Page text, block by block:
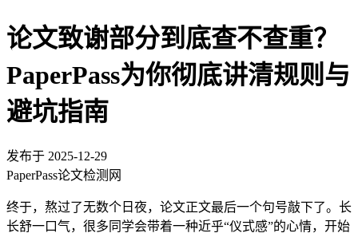
论文致谢部分到底查不查重？
PaperPass为你彻底讲清规则与
避坑指南
发布于 2025-12-29
PaperPass论文检测网
终于，熬过了无数个日夜，论文正文最后一个句号敲下了。长
长舒一口气，很多同学会带着一种近乎“仪式感”的心情，开始